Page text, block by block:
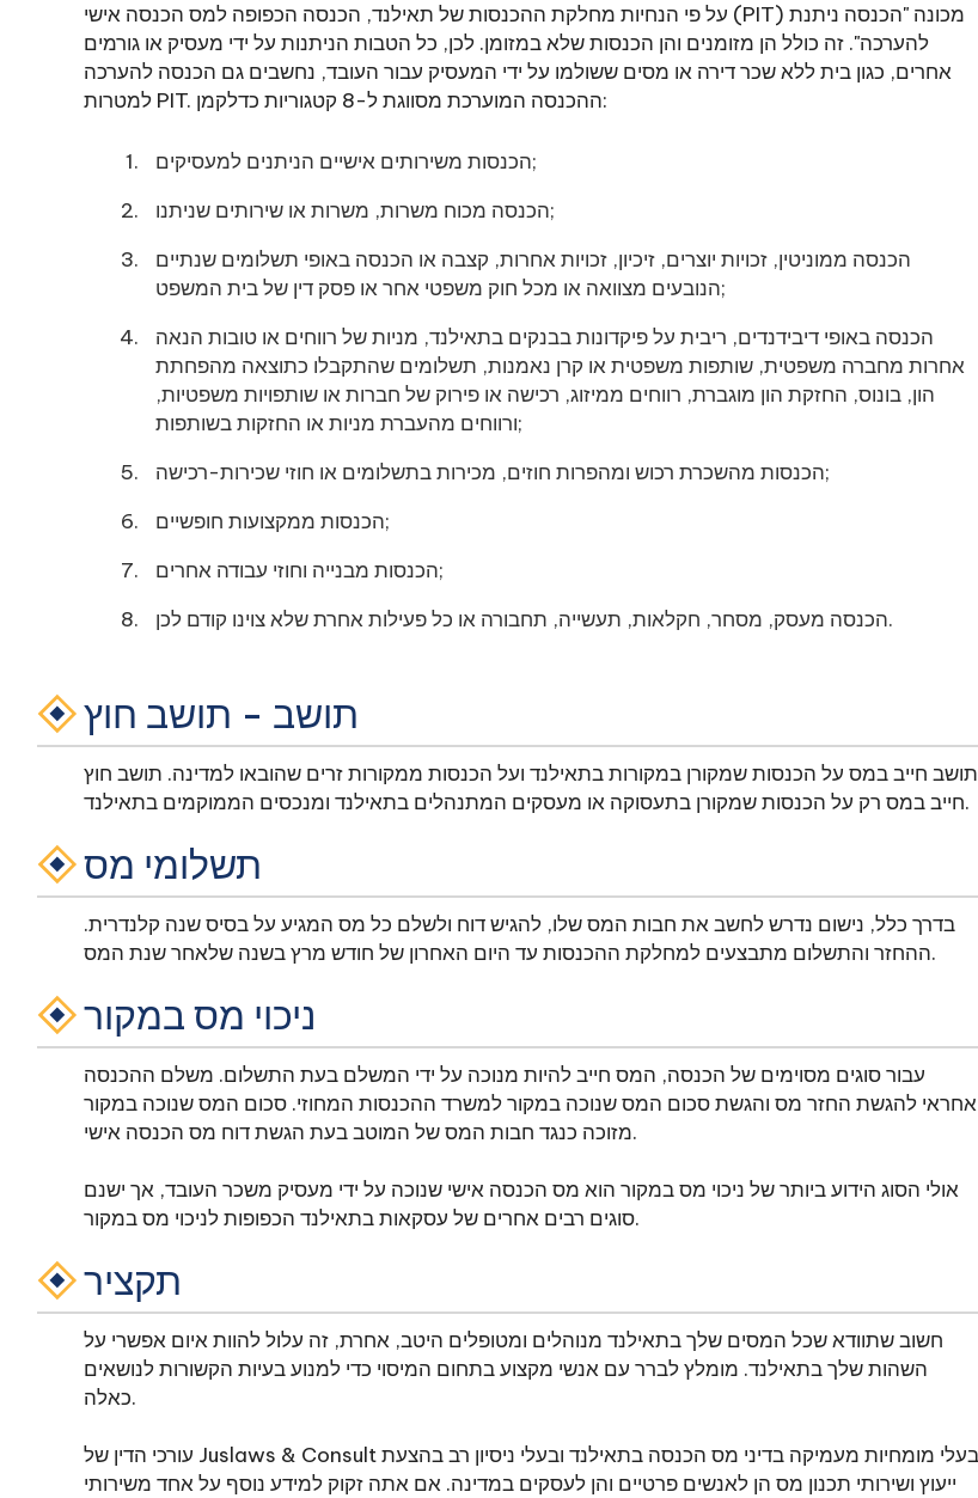
על פי הנחיות מחלקת ההכנסות של תאילנד, הכנסה הכפופה למס הכנסה אישי (PIT) מכונה "הכנסה ניתנת
להערכה". זה כולל הן מזומנים והן הכנסות שלא במזומן. לכן, כל הטבות הניתנות על ידי מעסיק או גורמים
אחרים, כגון בית ללא שכר דירה או מסים ששולמו על ידי המעסיק עבור העובד, נחשבים גם הכנסה להערכה
למטרות PIT. ההכנסה המוערכת מסווגת ל-8 קטגוריות כדלקמן:
הכנסות משירותים אישיים הניתנים למעסיקים;
הכנסה מכוח משרות, משרות או שירותים שניתנו;
הכנסה ממוניטין, זכויות יוצרים, זיכיון, זכויות אחרות, קצבה או הכנסה באופי תשלומים שנתיים
הנובעים מצוואה או מכל חוק משפטי אחר או פסק דין של בית המשפט;
הכנסה באופי דיבידנדים, ריבית על פיקדונות בבנקים בתאילנד, מניות של רווחים או טובות הנאה
אחרות מחברה משפטית, שותפות משפטית או קרן נאמנות, תשלומים שהתקבלו כתוצאה מהפחתת
הון, בונוס, החזקת הון מוגברת, רווחים ממיזוג, רכישה או פירוק של חברות או שותפויות משפטיות,
ורווחים מהעברת מניות או החזקות בשותפות;
הכנסות מהשכרת רכוש ומהפרות חוזים, מכירות בתשלומים או חוזי שכירות-רכישה;
הכנסות ממקצועות חופשיים;
הכנסות מבנייה וחוזי עבודה אחרים;
הכנסה מעסק, מסחר, חקלאות, תעשייה, תחבורה או כל פעילות אחרת שלא צוינו קודם לכן.
תושב - תושב חוץ
תושב חייב במס על הכנסות שמקורן במקורות בתאילנד ועל הכנסות ממקורות זרים שהובאו למדינה. תושב חוץ
חייב במס רק על הכנסות שמקורן בתעסוקה או מעסקים המתנהלים בתאילנד ומנכסים הממוקמים בתאילנד.
תשלומי מס
בדרך כלל, נישום נדרש לחשב את חבות המס שלו, להגיש דוח ולשלם כל מס המגיע על בסיס שנה קלנדרית.
ההחזר והתשלום מתבצעים למחלקת ההכנסות עד היום האחרון של חודש מרץ בשנה שלאחר שנת המס.
ניכוי מס במקור
עבור סוגים מסוימים של הכנסה, המס חייב להיות מנוכה על ידי המשלם בעת התשלום. משלם ההכנסה
אחראי להגשת החזר מס והגשת סכום המס שנוכה במקור למשרד ההכנסות המחוזי. סכום המס שנוכה במקור
מזוכה כנגד חבות המס של המוטב בעת הגשת דוח מס הכנסה אישי.
אולי הסוג הידוע ביותר של ניכוי מס במקור הוא מס הכנסה אישי שנוכה על ידי מעסיק משכר העובד, אך ישנם
סוגים רבים אחרים של עסקאות בתאילנד הכפופות לניכוי מס במקור.
תקציר
חשוב שתוודא שכל המסים שלך בתאילנד מנוהלים ומטופלים היטב, אחרת, זה עלול להוות איום אפשרי על
השהות שלך בתאילנד. מומלץ לברר עם אנשי מקצוע בתחום המיסוי כדי למנוע בעיות הקשורות לנושאים
כאלה.
עורכי הדין של Juslaws & Consult בעלי מומחיות מעמיקה בדיני מס הכנסה בתאילנד ובעלי ניסיון רב בהצעת
ייעוץ ושירותי תכנון מס הן לאנשים פרטיים והן לעסקים במדינה. אם אתה זקוק למידע נוסף על אחד משירותי